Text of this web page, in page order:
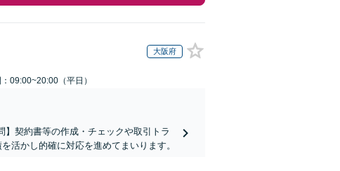
大阪府
09:00~20:00（平日）
】契約書等の作成・チェックや取引トラ
活かし的確に対応を進めてまいります。